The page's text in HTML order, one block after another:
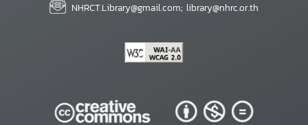
NHRCT.Library@gmail.com; library@nhrc.or.th